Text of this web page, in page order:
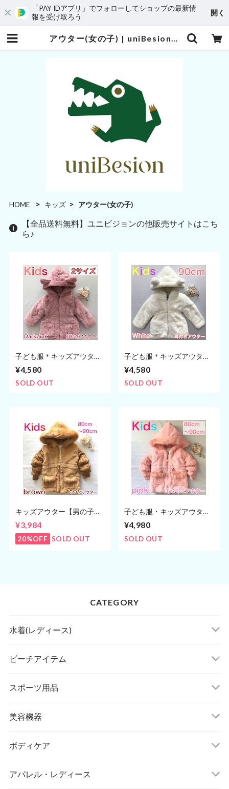
「PAY IDアプリ」でフォローしてショップの最新情
報を受け取ろう
開く
アウター(女の子) | uniBesion(ユニビジョン)
HOME キッズ アウター(女の子)
【全品送料無料】ユニビジョンの他販売サイトはこち
ら♪
子ども服＊キッズアウター
(90cm,100cm)
¥4,580
SOLD OUT
子ども服＊キッズアウター
(90cm,100cm)
¥4,580
SOLD OUT
キッズアウター【男の子・
服アウター(ブラウン)
¥3,984
20%OFF SOLD OUT
子ども服・キッズアウター
ター(ピンク)
¥4,980
SOLD OUT
CATEGORY
水着(レディース)
ビキニ
ハイネックビキニ
ビーチアイテム
ビーチサンダル
ヌードブラ
カーディガン・羽織
ステッカー
スポーツ用品
サウナスーツ
スイムウェア
スポーツブラ
美容機器
脱毛器
ボディケア
アパレル・レディース